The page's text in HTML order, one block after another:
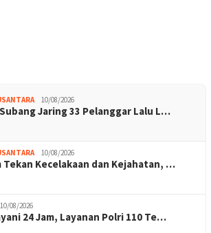
10/08/2026
Jaring 33 Pelanggar Lalu L…
10/08/2026
Tekan Kecelakaan dan Kejahatan, …
10/08/2026
24 Jam, Layanan Polri 110 Te…